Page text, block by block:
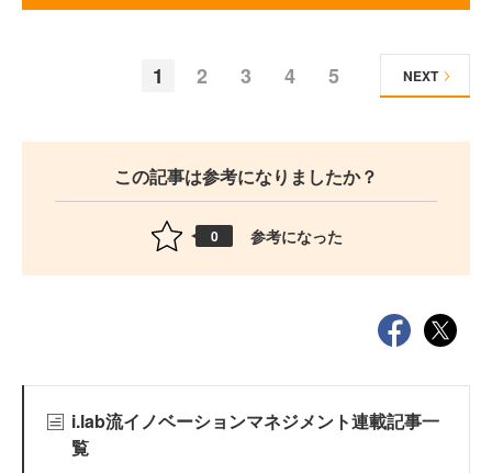
1 2 3 4 5 NEXT
この記事は参考になりましたか？
0 参考になった
i.lab流イノベーションマネジメント連載記事一
覧